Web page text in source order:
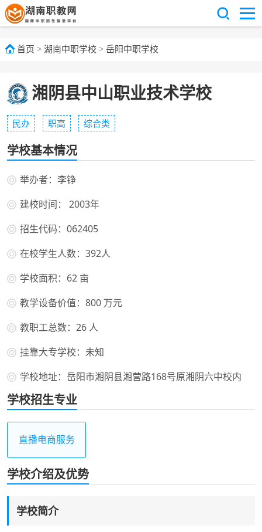
首页 > 湖南中职学校 > 岳阳中职学校
湘阴县中山职业技术学校
民办 职高 综合类
学校基本情况
举办者：李铮
建校时间： 2003年
招生代码：062405
在校学生人数：392人
学校面积：62 亩
教学设备价值：800 万元
教职工总数：26 人
挂靠大专学校：未知
学校地址：岳阳市湘阴县湘营路168号原湘阴六中校内
学校招生专业
直播电商服务
学校介绍及优势
学校简介